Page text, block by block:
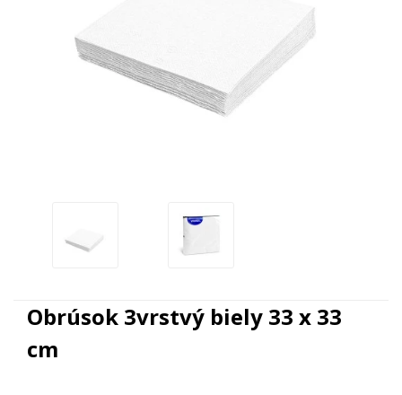
Obrúsok 3vrstvý biely 33 x 33
cm